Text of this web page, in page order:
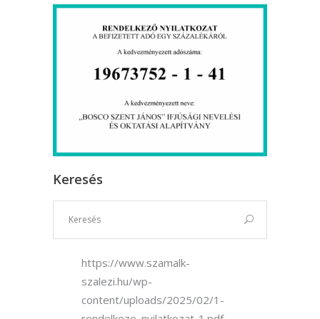
Keresés
https://www.szamalk-
szalezi.hu/wp-
content/uploads/2025/02/1-